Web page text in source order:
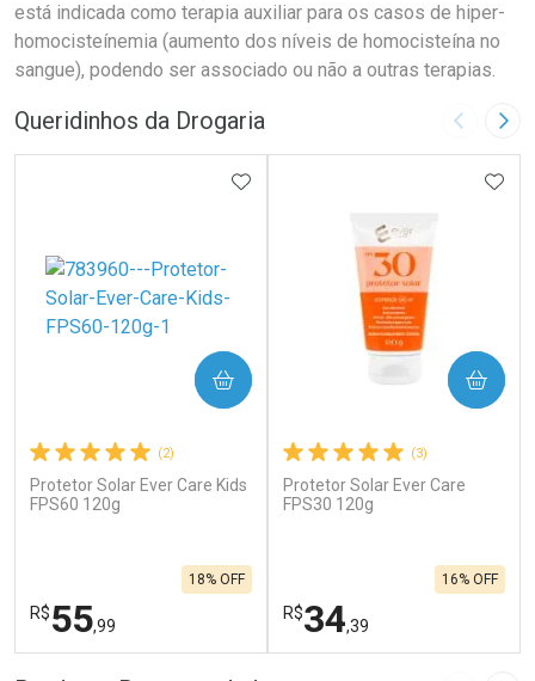
está indicada como terapia auxiliar para os casos de hiper-
homocisteínemia (aumento dos níveis de homocisteína no
sangue), podendo ser associado ou não a outras terapias.
Queridinhos da Drogaria Imagem
(2)
Protetor Solar Ever Care Kids
FPS60 120g
R$55,99
18% OFF
ADICIONAR AOS FAVORITOS
COMPRAR
(3)
Protetor Solar Ever Care
FPS30 120g
R$34,39
16% OFF
COMPRAR